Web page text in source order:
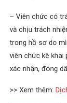
– Viên chức có
và chịu trách
trong hồ sơ do
viên chức kê
xác nhận, đóng
>> Xem thêm: